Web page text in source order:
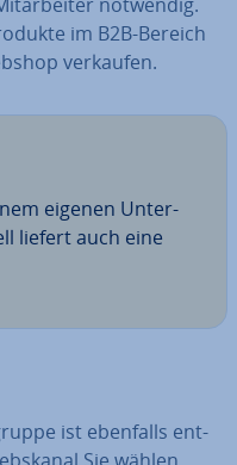
im B2B-Bereich
verkaufen.
eigenen Un­ter­
liefert auch eine
ist ebenfalls ent­